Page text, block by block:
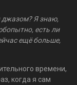
джазом? Я знаю,
есть ли
ещё больше,
времени,
когда я сам